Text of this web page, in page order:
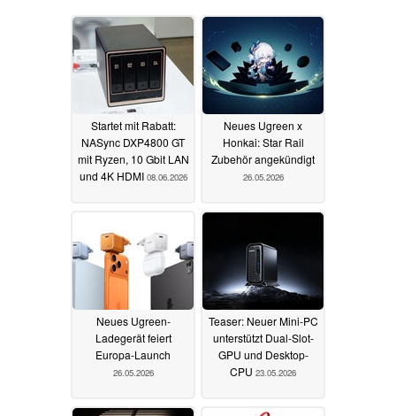
Startet mit Rabatt:
NASync DXP4800 GT
mit Ryzen, 10 Gbit LAN
und 4K HDMI 08.06.2026
Neues Ugreen x
Honkai: Star Rail
Zubehör angekündigt
26.05.2026
Neues Ugreen-
Ladegerät feiert
Europa-Launch
26.05.2026
Teaser: Neuer Mini-PC
unterstützt Dual-Slot-
GPU und Desktop-
CPU 23.05.2026